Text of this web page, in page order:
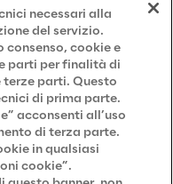
necessari alla
del servizio.
cookie e
parti per finalità di
parti. Questo
di prima parte.
acconsenti all’uso
di terza parte.
in qualsiasi
cookie”.